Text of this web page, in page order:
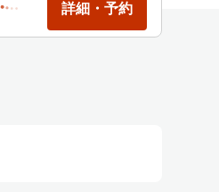
詳細・予約